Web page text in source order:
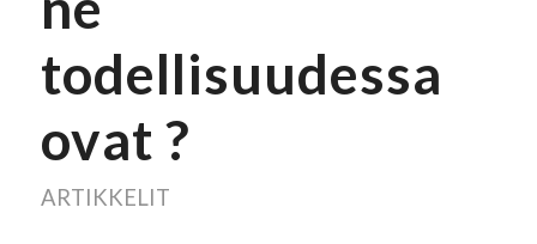
todellisuudessa
ovat ?
ARTIKKELIT